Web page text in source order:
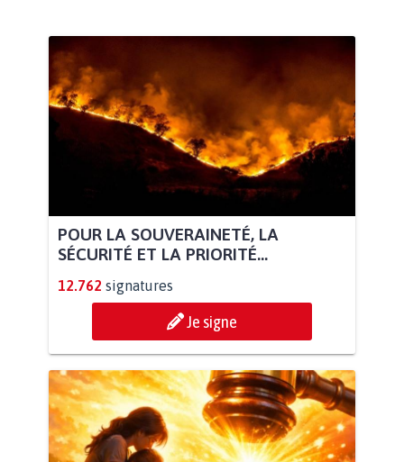
POUR LA SOUVERAINETÉ, LA
SÉCURITÉ ET LA PRIORITÉ...
12.762 signatures
Je signe